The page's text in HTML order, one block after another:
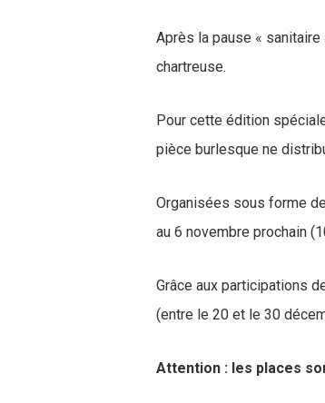
Après la pause « sanitaire
chartreuse.
Pour cette édition
pièce burlesque ne
Organisées sous forme
au 6 novembre prochain
Grâce aux participations
(entre le 20 et le 30
Attention : les places